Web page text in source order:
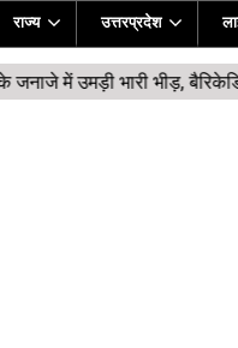
राज्य उत्तरप्रदेश